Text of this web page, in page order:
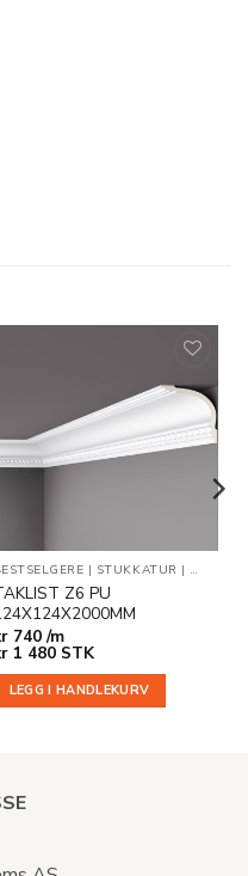
Legg til
i
ønskeliste
| STUKKATUR |
Z6 PU
740 /m
1 480 STK
LEGG I HANDLEKURV